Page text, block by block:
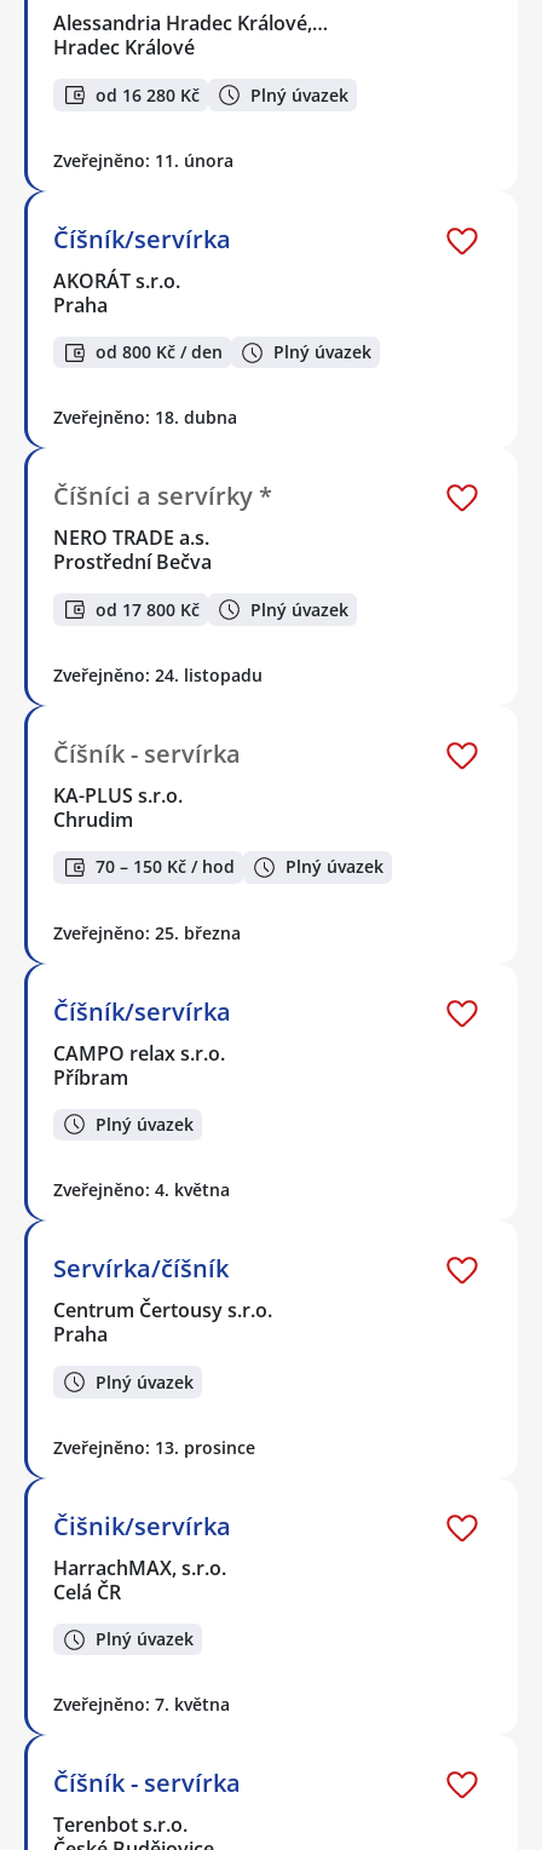
Alessandria Hradec Králové,…
Hradec Králové
od 16 280 Kč Plný úvazek
Zveřejněno: 11. února
Číšník/servírka
AKORÁT s.r.o.
Praha
od 800 Kč / den Plný úvazek
Zveřejněno: 18. dubna
Číšníci a servírky *
NERO TRADE a.s.
Prostřední Bečva
od 17 800 Kč Plný úvazek
Zveřejněno: 24. listopadu
Číšník - servírka
KA-PLUS s.r.o.
Chrudim
70 – 150 Kč / hod Plný úvazek
Zveřejněno: 25. března
Číšník/servírka
CAMPO relax s.r.o.
Příbram
Plný úvazek
Zveřejněno: 4. května
Servírka/číšník
Centrum Čertousy s.r.o.
Praha
Plný úvazek
Zveřejněno: 13. prosince
Čišnik/servírka
HarrachMAX, s.r.o.
Celá ČR
Plný úvazek
Zveřejněno: 7. května
Číšník - servírka
Terenbot s.r.o.